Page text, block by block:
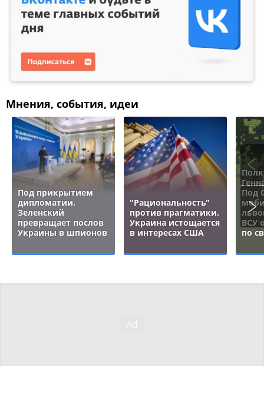
Мнения, события, идеи
Под прикрытием
дипломатии.
Зеленский
превращает послов
Украины в шпионов
"Рациональность"
против прагматики.
Украина истощается
в интересах США
Под
ВСУ
по